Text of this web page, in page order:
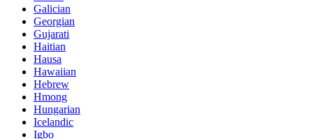
Galician
Georgian
Gujarati
Haitian
Hausa
Hawaiian
Hebrew
Hmong
Hungarian
Icelandic
Igbo